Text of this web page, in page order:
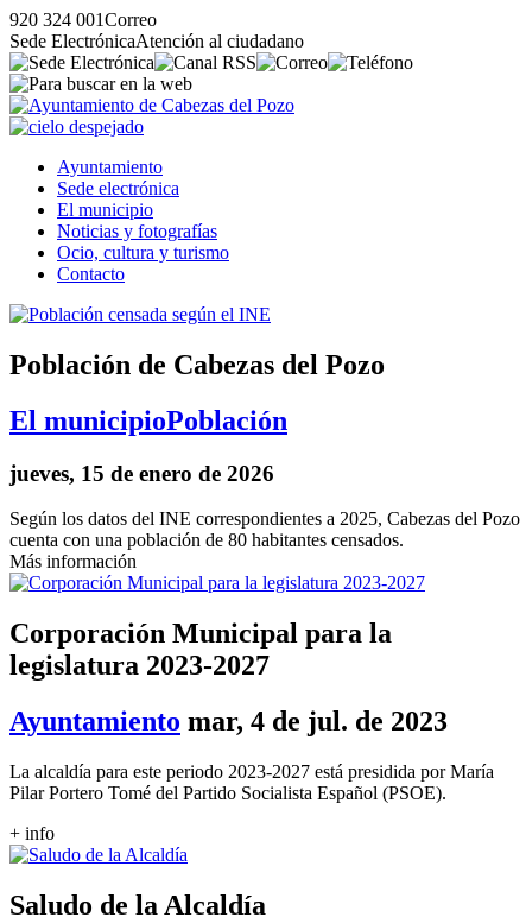
920 324 001Correo
Sede ElectrónicaAtención al ciudadano
Ayuntamiento
Sede electrónica
El municipio
Noticias y fotografías
Ocio, cultura y turismo
Contacto
Población de Cabezas del Pozo
El municipioPoblación
jueves, 15 de enero de 2026
Según los datos del INE correspondientes a 2025, Cabezas del Pozo
cuenta con una población de 80 habitantes censados.
Más información
Corporación Municipal para la
legislatura 2023-2027
Ayuntamiento mar, 4 de jul. de 2023
La alcaldía para este periodo 2023-2027 está presidida por María
Pilar Portero Tomé del Partido Socialista Español (PSOE).
+ info
Saludo de la Alcaldía